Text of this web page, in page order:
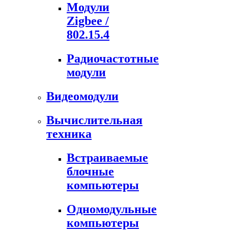
Модули
Zigbee /
802.15.4
Радиочастотные
модули
Видеомодули
Вычислительная
техника
Встраиваемые
блочные
компьютеры
Одномодульные
компьютеры